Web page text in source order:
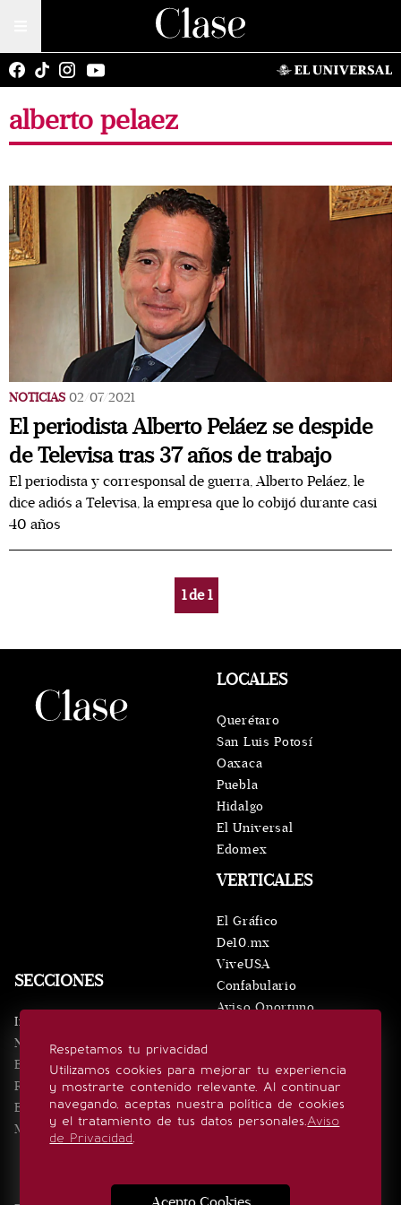
alberto pelaez
NOTICIAS 02/07/2021
El periodista Alberto Peláez se despide
de Televisa tras 37 años de trabajo
El periodista y corresponsal de guerra, Alberto Peláez, le
dice adiós a Televisa, la empresa que lo cobijó durante casi
40 años
1de1
Respetamos tu privacidad
Utilizamos cookies para mejorar tu experiencia
y mostrarte contenido relevante. Al continuar
navegando, aceptas nuestra política de cookies
y el tratamiento de tus datos personales.Aviso
de Privacidad.
SECCIONES
Inicio
Noticias
Eventos
Realeza
Estilo de vida
Minuto x Minuto
VERTICALES
El Gráfico
De10.mx
ViveUSA
Confabulario
Aviso Oportuno
LOCALES
Querétaro
San Luis Potosí
Oaxaca
Puebla
Hidalgo
El Universal
Edomex
SÍGUENOS